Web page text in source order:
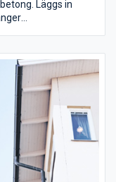
Läggs in